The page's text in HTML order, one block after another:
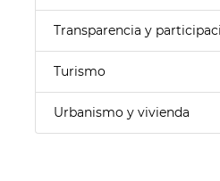
Transparencia y
Turismo
Urbanismo y vivienda